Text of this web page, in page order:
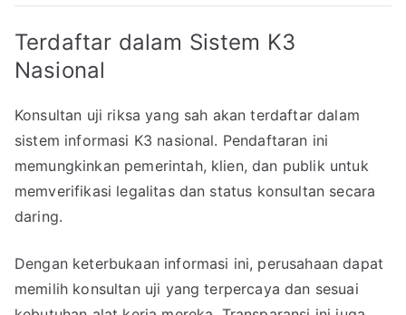
Terdaftar dalam Sistem K3
Nasional
Konsultan uji riksa yang sah akan terdaftar dalam
sistem informasi K3 nasional. Pendaftaran ini
memungkinkan pemerintah, klien, dan publik untuk
memverifikasi legalitas dan status konsultan secara
daring.
Dengan keterbukaan informasi ini, perusahaan dapat
memilih konsultan uji yang terpercaya dan sesuai